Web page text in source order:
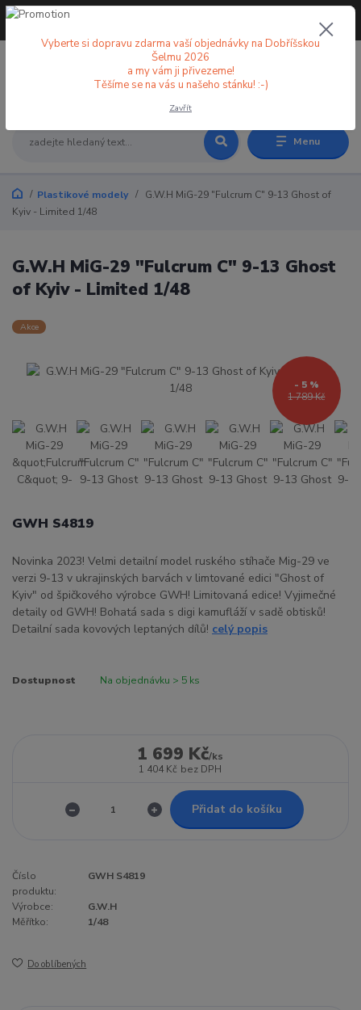
Menu
+420 773 998 582
Plastikové modely
G.W.H MiG-29 "Fulcrum C" 9-13 Ghost of
Kyiv - Limited 1/48
G.W.H MiG-29 "Fulcrum C" 9-13 Ghost
of Kyiv - Limited 1/48
Akce
1 789 Kč
- 5 %
GWH S4819
Novinka 2023! Velmi detailní model ruského stíhače Mig-29 ve
verzi 9-13 v ukrajinských barvách v limtované edici "Ghost of
Kyiv" od špičkového výrobce GWH! Limitovaná edice! Vyjimečné
detaily od GWH! Bohatá sada s digi kamufláží v sadě obtisků!
Detailní sada kovových leptaných dílů! celý popis
Dostupnost Na objednávku > 5 ks
1 699 Kč/ks
1 404 Kč bez DPH
Přidat do košíku
Číslo
produktu:
GWH S4819
Výrobce:
G.W.H
Měřítko:
1/48
Do oblíbených
Vyberte si dopravu zdarma vaší objednávky na Dobříšskou
Šelmu 2026
a my vám ji přivezeme!
Těšíme se na vás u našeho stánku! :-)
Zavřít